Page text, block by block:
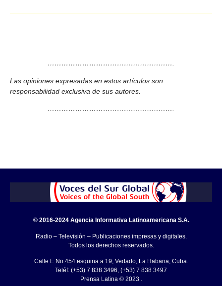
……………………………………………….
Las opiniones expresadas en estos artículos son
responsabilidad exclusiva de sus autores.
……………………………………………….
© 2016-2024 Agencia Informativa Latinoamericana S.A.
Radio – Televisión – Publicaciones impresas y digitales.
Todos los derechos reservados.
Calle E No.454 esquina a 19, Vedado, La Habana, Cuba.
Teléf: (+53) 7 838 3496, (+53) 7 838 3497
Prensa Latina © 2023 .